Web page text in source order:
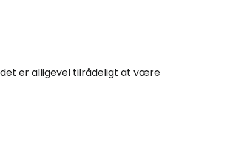
det er alligevel tilrådeligt at være
Google